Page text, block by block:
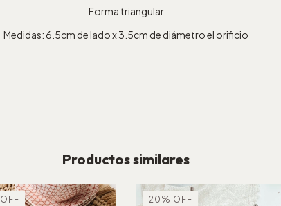
Forma triangular
Medidas: 6.5cm de lado x 3.5cm de diámetro el orificio
Productos similares
OFF 20 % OFF